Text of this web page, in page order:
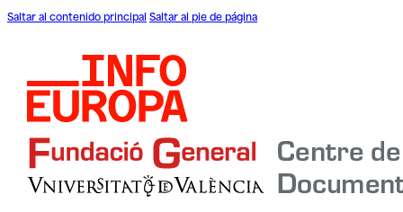
Saltar al contenido principal Saltar al pie de página